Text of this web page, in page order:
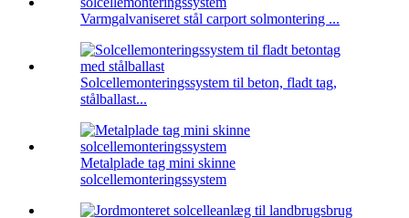
Varmgalvaniseret stål carport solmontering ...
Solcellemonteringssystem til beton, fladt tag,
stålballast...
Metalplade tag mini skinne
solcellemonteringssystem